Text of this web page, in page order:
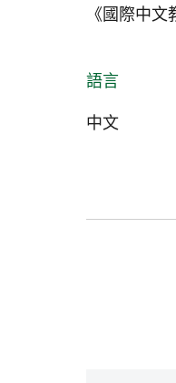
《國際中
語言
中文